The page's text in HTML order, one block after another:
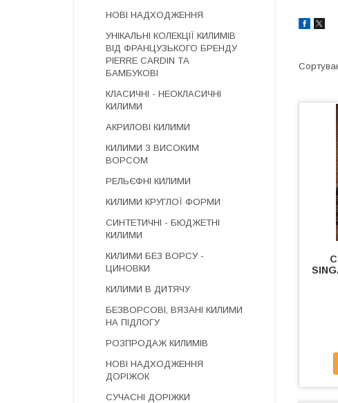
НОВІ НАДХОДЖЕННЯ
УНІКАЛЬНІ КОЛЕКЦІЇ КИЛИМІВ
ВІД ФРАНЦУЗЬКОГО БРЕНДУ
PIERRE CARDIN ТА
БАМБУКОВІ
КЛАСИЧНІ - НЕОКЛАСИЧНІ
КИЛИМИ
АКРИЛОВІ КИЛИМИ
КИЛИМИ З ВИСОКИМ
ВОРСОМ
РЕЛЬЄФНІ КИЛИМИ
КИЛИМИ КРУГЛОЇ ФОРМИ
СИНТЕТИЧНІ - БЮДЖЕТНІ
КИЛИМИ
КИЛИМИ БЕЗ ВОРСУ -
ЦИНОВКИ
КИЛИМИ В ДИТЯЧУ
БЕЗВОРСОВІ, ВЯЗАНІ КИЛИМИ
НА ПІДЛОГУ
РОЗПРОДАЖ КИЛИМІВ
НОВІ НАДХОДЖЕННЯ
ДОРІЖОК
СУЧАСНІ ДОРІЖКИ